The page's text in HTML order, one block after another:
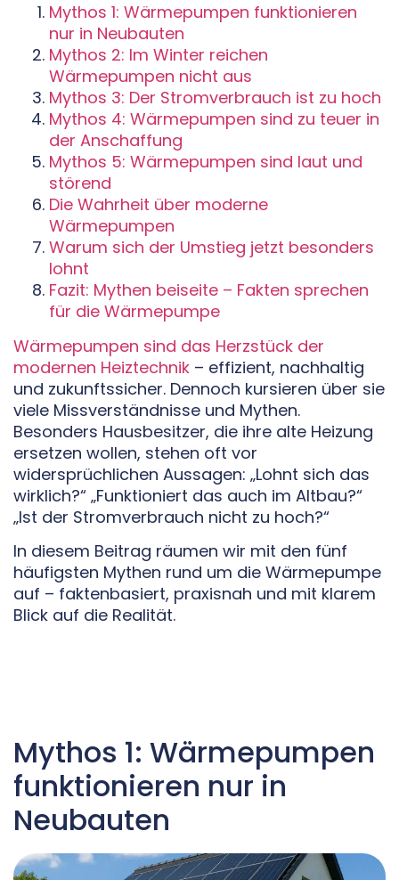
Mythos 1: Wärmepumpen funktionieren
nur in Neubauten
Mythos 2: Im Winter reichen
Wärmepumpen nicht aus
Mythos 3: Der Stromverbrauch ist zu hoch
Mythos 4: Wärmepumpen sind zu teuer in
der Anschaffung
Mythos 5: Wärmepumpen sind laut und
störend
Die Wahrheit über moderne
Wärmepumpen
Warum sich der Umstieg jetzt besonders
lohnt
Fazit: Mythen beiseite – Fakten sprechen
für die Wärmepumpe
Wärmepumpen sind das Herzstück der
modernen Heiztechnik – effizient, nachhaltig
und zukunftssicher. Dennoch kursieren über sie
viele Missverständnisse und Mythen.
Besonders Hausbesitzer, die ihre alte Heizung
ersetzen wollen, stehen oft vor
widersprüchlichen Aussagen: „Lohnt sich das
wirklich?“ „Funktioniert das auch im Altbau?“
„Ist der Stromverbrauch nicht zu hoch?“
In diesem Beitrag räumen wir mit den fünf
häufigsten Mythen rund um die Wärmepumpe
auf – faktenbasiert, praxisnah und mit klarem
Blick auf die Realität.
Mythos 1: Wärmepumpen
funktionieren nur in
Neubauten